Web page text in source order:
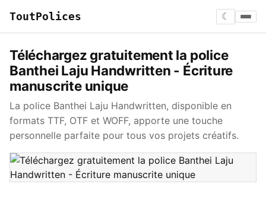
ToutPolices ☾
Téléchargez gratuitement la police
Banthei Laju Handwritten - Écriture
manuscrite unique
La police Banthei Laju Handwritten, disponible en
formats TTF, OTF et WOFF, apporte une touche
personnelle parfaite pour tous vos projets créatifs.